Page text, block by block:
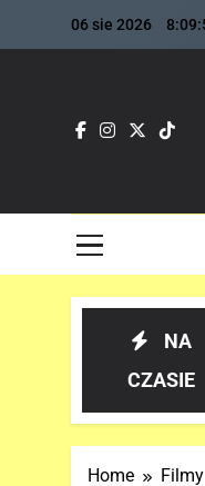
06 sie 2026
NA
CZASIE
w historii! | Recenzja
Home Filmy